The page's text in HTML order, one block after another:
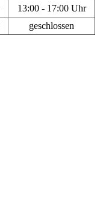
13:00 - 17:00 Uhr
geschlossen